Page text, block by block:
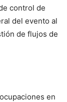
control de
del evento al
de flujos de
en